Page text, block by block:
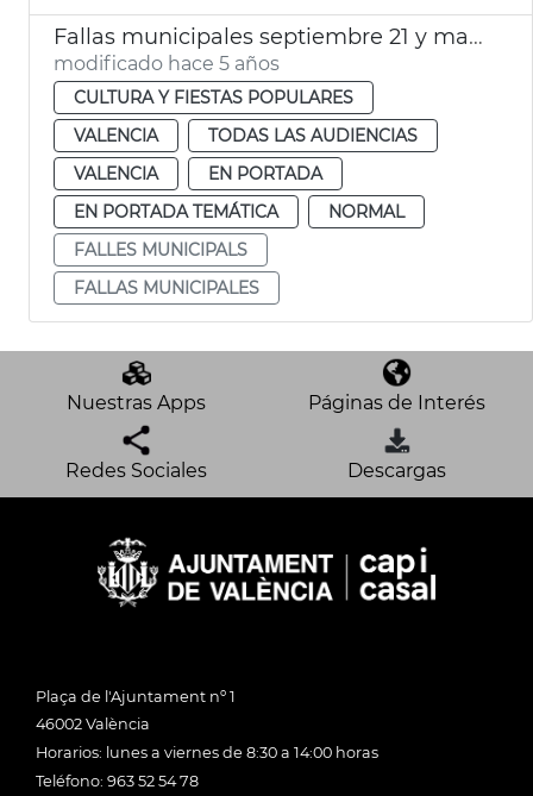
Fallas municipales septiembre 21 y marzo 22
modificado hace 5 años
CULTURA Y FIESTAS POPULARES
VALENCIA
TODAS LAS AUDIENCIAS
VALENCIA
EN PORTADA
EN PORTADA TEMÁTICA
NORMAL
FALLES MUNICIPALS
FALLAS MUNICIPALES
Nuestras Apps Páginas de Interés
Redes Sociales Descargas
Plaça de l'Ajuntament nº 1
46002 València
Horarios: lunes a viernes de 8:30 a 14:00 horas
Teléfono: 963 52 54 78